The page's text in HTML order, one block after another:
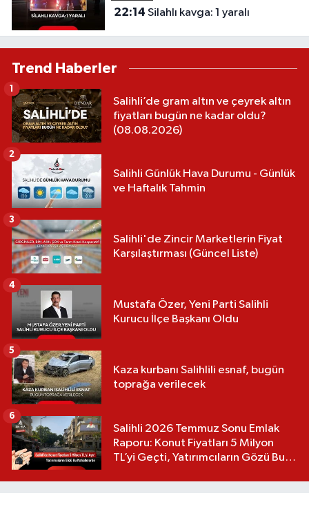
22:14 Silahlı kavga: 1 yaralı
Trend Haberler
Salihli’de gram altın ve çeyrek altın
fiyatları bugün ne kadar oldu?
(08.08.2026)
1
Salihli Günlük Hava Durumu - Günlük
ve Haftalık Tahmin
2
Salihli'de Zincir Marketlerin Fiyat
Karşılaştırması (Güncel Liste)
3
Mustafa Özer, Yeni Parti Salihli
Kurucu İlçe Başkanı Oldu
4
Kaza kurbanı Salihlili esnaf, bugün
toprağa verilecek
5
Salihli 2026 Temmuz Sonu Emlak
Raporu: Konut Fiyatları 5 Milyon
TL’yi Geçti, Yatırımcıların Gözü Bu
6